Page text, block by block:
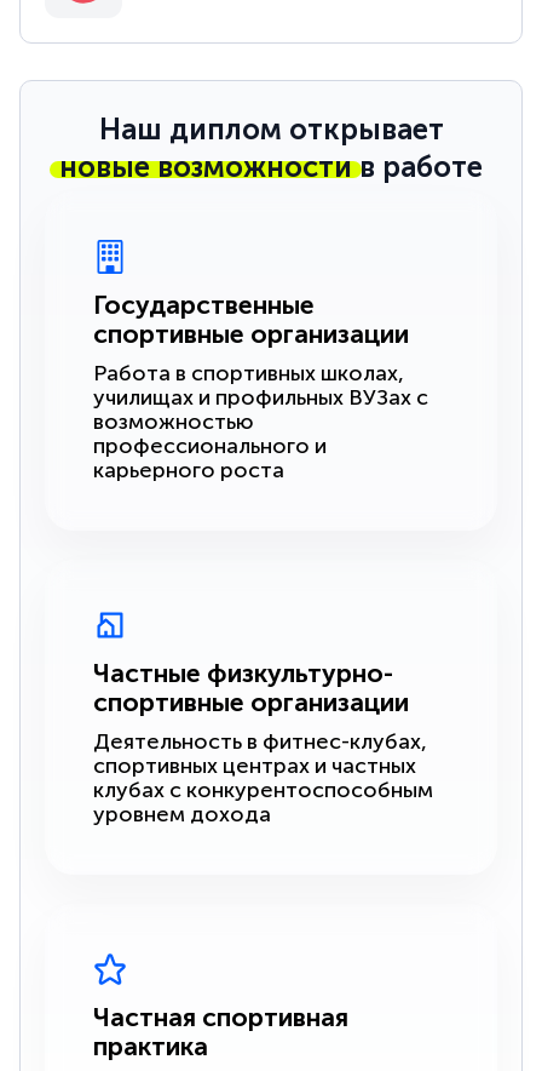
Наш диплом открывает
новые возможностив работе
Государственные
спортивные организации
Работа в спортивных школах,
училищах и профильных ВУЗах с
возможностью
профессионального и
карьерного роста
Частные физкультурно-
спортивные организации
Деятельность в фитнес-клубах,
спортивных центрах и частных
клубах с конкурентоспособным
уровнем дохода
Частная спортивная
практика